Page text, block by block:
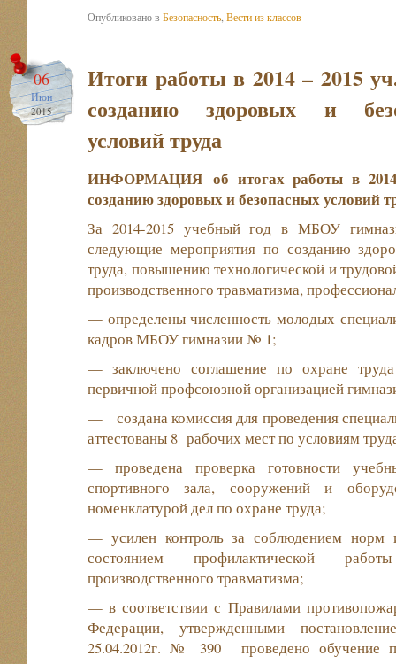
Опубликовано вБезопасность Вести из классов
06
Июн
2015
Итоги работы в 2014 – 2015
созданию здоровых и
условий труда
ИНФОРМАЦИЯ об итогах работы в
созданию здоровых и безопасных условий
За 2014-2015 учебный год в МБОУ
следующие мероприятия по созданию
труда, повышению технологической и
производственного травматизма,
— определены численность молодых
кадров МБОУ гимназии № 1;
— заключено соглашение по охране
первичной профсоюзной организацией
— создана комиссия для проведения
аттестованы 8 рабочих мест по условиям
— проведена проверка готовности
спортивного зала, сооружений и
номенклатурой дел по охране труда;
— усилен контроль за соблюдением норм
состоянием профилактической
производственного травматизма;
— в соответствии с Правилами
Федерации, утвержденными
25.04.2012г. № 390 проведено обучение